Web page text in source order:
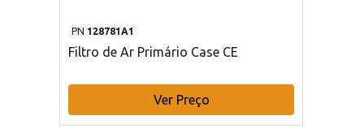
PN 128781A1
Filtro de Ar Primário Case CE
Ver Preço